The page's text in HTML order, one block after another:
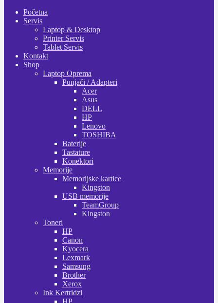
Početna
Servis
Laptop & Desktop
Printer Servis
Tablet Servis
Kontakt
Shop
Laptop Oprema
Punjači / Adapteri
Acer
Asus
DELL
HP
Lenovo
TOSHIBA
Baterije
Tastature
Konektori
Memorije
Memorijske kartice
Kingston
USB memorije
TeamGroup
Kingston
Toneri
HP
Canon
Kyocera
Lexmark
Samsung
Brother
Xerox
Ink Kertridzi
HP